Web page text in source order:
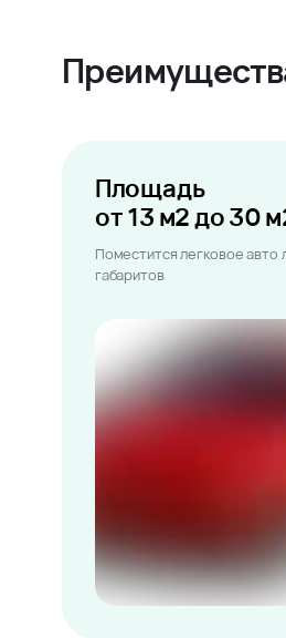
Площадь
от 13 м2 до 30
Поместится легковое авто
габаритов